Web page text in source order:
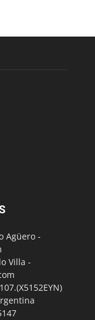
Agüero -
Villa -